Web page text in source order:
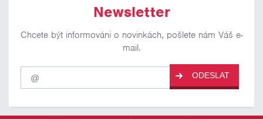
Newsletter
Chcete být informováni o novinkách, pošlete nám Váš e-
mail.
Pro
odběr
našich
ODESLAT